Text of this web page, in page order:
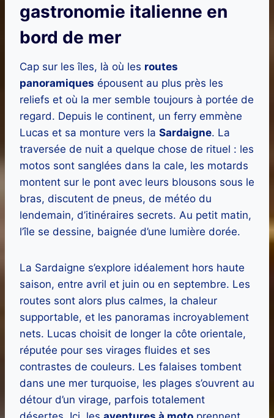
gastronomie italienne en
bord de mer
Cap sur les îles, là où les routes
panoramiques épousent au plus près les
reliefs et où la mer semble toujours à portée de
regard. Depuis le continent, un ferry emmène
Lucas et sa monture vers la Sardaigne. La
traversée de nuit a quelque chose de rituel : les
motos sont sanglées dans la cale, les motards
montent sur le pont avec leurs blousons sous le
bras, discutent de pneus, de météo du
lendemain, d’itinéraires secrets. Au petit matin,
l’île se dessine, baignée d’une lumière dorée.
La Sardaigne s’explore idéalement hors haute
saison, entre avril et juin ou en septembre. Les
routes sont alors plus calmes, la chaleur
supportable, et les panoramas incroyablement
nets. Lucas choisit de longer la côte orientale,
réputée pour ses virages fluides et ses
contrastes de couleurs. Les falaises tombent
dans une mer turquoise, les plages s’ouvrent au
détour d’un virage, parfois totalement